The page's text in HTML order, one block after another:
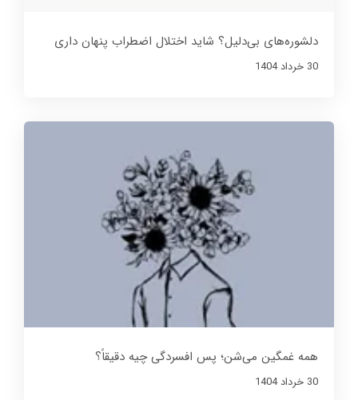
دلشوره‌های بی‌دلیل؟ شاید اختلال اضطراب پنهان داری
30 خرداد 1404
همه غمگین می‌شن؛ پس افسردگی چیه دقیقاً؟
30 خرداد 1404